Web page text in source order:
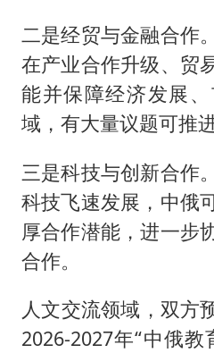
二是经贸与金融合作
在产业合作升级、贸
能并保障经济发展
域，有大量议题可推进
三是科技与创新合作
科技飞速发展，中俄
厚合作潜能，进一步
合作。
人文交流‌领域，双方
2026-2027年“中俄